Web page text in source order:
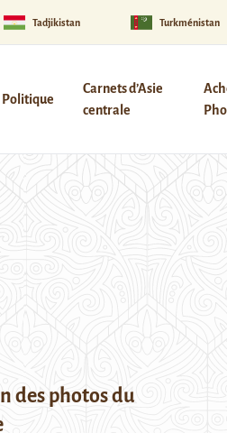
Tadjikistan Turkménistan
Politique
Carnets d’Asie
centrale
des photos du